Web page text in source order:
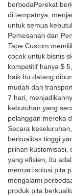
berbedaPerekat
di tempatnya,
untuk semua
Pemesanan dan
Tape Custom
cocok untuk bisnis
kompetitif hanya $
baik.Itu datang
mudah dan
7 hari,
kebutuhan yang
pelanggan mereka
Secara
berkualitas tinggi
pilihan kustomisasi,
yang efisien, itu
mencari solusi pita
mengalami
produk pita